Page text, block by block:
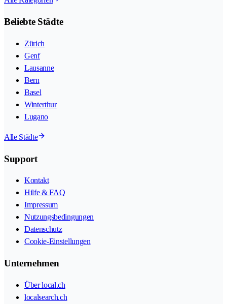
Beliebte Städte
Zürich
Genf
Lausanne
Bern
Basel
Winterthur
Lugano
Alle Städte
Support
Kontakt
Hilfe & FAQ
Impressum
Nutzungsbedingungen
Datenschutz
Cookie-Einstellungen
Unternehmen
Über local.ch
localsearch.ch